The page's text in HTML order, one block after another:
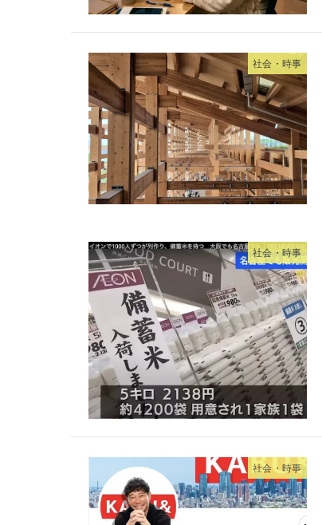
社会・時事
社会・時事
社会・時事